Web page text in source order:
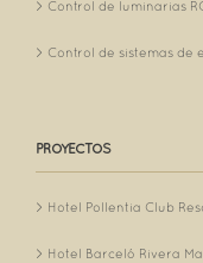
Control de luminarias
Control de sistemas de
PROYECTOS
Hotel Pollentia Club
Hotel Barceló Rivera